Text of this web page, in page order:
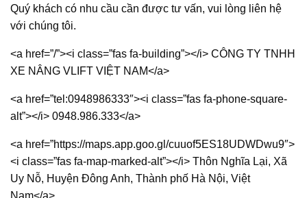
Quý khách có nhu cầu cần được tư vấn, vui lòng liên hệ
với chúng tôi.
<a href=”/”><i class=”fas fa-building”></i> CÔNG TY TNHH
XE NÂNG VLIFT VIỆT NAM</a>
<a href=”tel:0948986333″><i class=”fas fa-phone-square-
alt”></i> 0948.986.333</a>
<a href=”https://maps.app.goo.gl/cuuof5ES18UDWDwu9″>
<i class=”fas fa-map-marked-alt”></i> Thôn Nghĩa Lại, Xã
Uy Nỗ, Huyện Đông Anh, Thành phố Hà Nội, Việt
Nam</a>